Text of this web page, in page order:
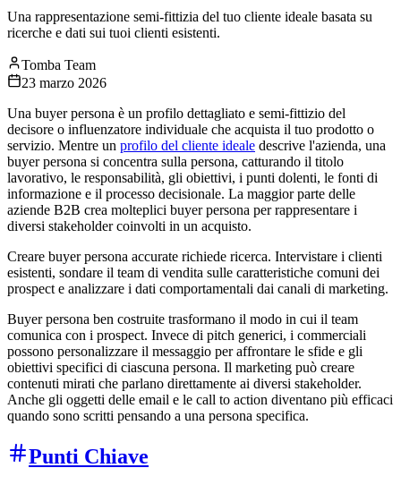
Una rappresentazione semi-fittizia del tuo cliente ideale basata su
ricerche e dati sui tuoi clienti esistenti.
Tomba Team
23 marzo 2026
Una buyer persona è un profilo dettagliato e semi-fittizio del
decisore o influenzatore individuale che acquista il tuo prodotto o
servizio. Mentre un profilo del cliente ideale descrive l'azienda, una
buyer persona si concentra sulla persona, catturando il titolo
lavorativo, le responsabilità, gli obiettivi, i punti dolenti, le fonti di
informazione e il processo decisionale. La maggior parte delle
aziende B2B crea molteplici buyer persona per rappresentare i
diversi stakeholder coinvolti in un acquisto.
Creare buyer persona accurate richiede ricerca. Intervistare i clienti
esistenti, sondare il team di vendita sulle caratteristiche comuni dei
prospect e analizzare i dati comportamentali dai canali di marketing.
Buyer persona ben costruite trasformano il modo in cui il team
comunica con i prospect. Invece di pitch generici, i commerciali
possono personalizzare il messaggio per affrontare le sfide e gli
obiettivi specifici di ciascuna persona. Il marketing può creare
contenuti mirati che parlano direttamente ai diversi stakeholder.
Anche gli oggetti delle email e le call to action diventano più efficaci
quando sono scritti pensando a una persona specifica.
Punti Chiave